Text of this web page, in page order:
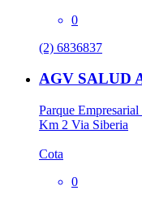
0
(2) 6836837
AGV SALUD
Parque
Km 2 Via Siberia
Cota
0